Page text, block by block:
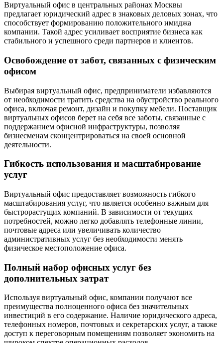
Виртуальный офис в центральных районах Москвы
предлагает юридический адрес в знаковых деловых зонах, что
способствует формированию положительного имиджа
компании. Такой адрес усиливает восприятие бизнеса как
стабильного и успешного среди партнеров и клиентов.
Освобождение от забот, связанных с физическим
офисом
Выбирая виртуальный офис, предприниматели избавляются
от необходимости тратить средства на обустройство реального
офиса, включая ремонт, дизайн и покупку мебели. Поставщик
виртуальных офисов берет на себя все заботы, связанные с
поддержанием офисной инфраструктуры, позволяя
бизнесменам сконцентрироваться на своей основной
деятельности.
Гибкость использования и масштабирование
услуг
Виртуальный офис предоставляет возможность гибкого
масштабирования услуг, что является особенно важным для
быстрорастущих компаний. В зависимости от текущих
потребностей, можно легко добавлять телефонные линии,
почтовые адреса или увеличивать количество
административных услуг без необходимости менять
физическое местоположение офиса.
Полный набор офисных услуг без
дополнительных затрат
Используя виртуальный офис, компании получают все
преимущества полноценного офиса без значительных
инвестиций в его содержание. Наличие юридического адреса,
телефонных номеров, почтовых и секретарских услуг, а также
доступ к переговорным помещениям позволяет экономить на